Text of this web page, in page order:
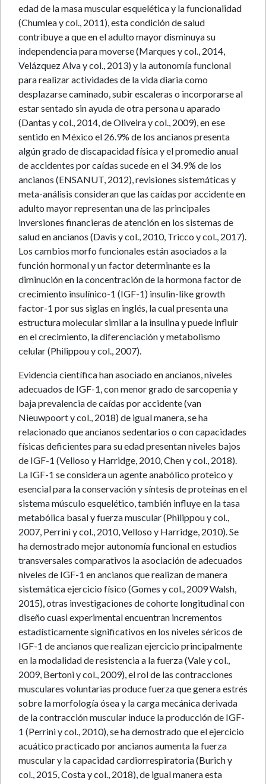
edad de la masa muscular esquelética y la funcionalidad
(Chumlea y col., 2011), esta condición de salud
contribuye a que en el adulto mayor disminuya su
independencia para moverse (Marques y col., 2014,
Velázquez Alva y col., 2013) y la autonomía funcional
para realizar actividades de la vida diaria como
desplazarse caminado, subir escaleras o incorporarse al
estar sentado sin ayuda de otra persona u aparado
(Dantas y col., 2014, de Oliveira y col., 2009), en ese
sentido en México el 26.9% de los ancianos presenta
algún grado de discapacidad física y el promedio anual
de accidentes por caídas sucede en el 34.9% de los
ancianos (ENSANUT, 2012), revisiones sistemáticas y
meta-análisis consideran que las caídas por accidente en
adulto mayor representan una de las principales
inversiones financieras de atención en los sistemas de
salud en ancianos (Davis y col., 2010, Tricco y col., 2017).
Los cambios morfo funcionales están asociados a la
función hormonal y un factor determinante es la
diminución en la concentración de la hormona factor de
crecimiento insulínico-1 (IGF-1) insulin-like growth
factor-1 por sus siglas en inglés, la cual presenta una
estructura molecular similar a la insulina y puede influir
en el crecimiento, la diferenciación y metabolismo
celular (Philippou y col., 2007).
Evidencia científica han asociado en ancianos, niveles
adecuados de IGF-1, con menor grado de sarcopenia y
baja prevalencia de caídas por accidente (van
Nieuwpoort y col., 2018) de igual manera, se ha
relacionado que ancianos sedentarios o con capacidades
físicas deficientes para su edad presentan niveles bajos
de IGF-1 (Velloso y Harridge, 2010, Chen y col., 2018).
La IGF-1 se considera un agente anabólico proteico y
esencial para la conservación y síntesis de proteínas en el
sistema músculo esquelético, también influye en la tasa
metabólica basal y fuerza muscular (Philippou y col.,
2007, Perrini y col., 2010, Velloso y Harridge, 2010). Se
ha demostrado mejor autonomía funcional en estudios
transversales comparativos la asociación de adecuados
niveles de IGF-1 en ancianos que realizan de manera
sistemática ejercicio físico (Gomes y col., 2009 Walsh,
2015), otras investigaciones de cohorte longitudinal con
diseño cuasi experimental encuentran incrementos
estadísticamente significativos en los niveles séricos de
IGF-1 de ancianos que realizan ejercicio principalmente
en la modalidad de resistencia a la fuerza (Vale y col.,
2009, Bertoni y col., 2009), el rol de las contracciones
musculares voluntarias produce fuerza que genera estrés
sobre la morfología ósea y la carga mecánica derivada
de la contracción muscular induce la producción de IGF-
1 (Perrini y col., 2010), se ha demostrado que el ejercicio
acuático practicado por ancianos aumenta la fuerza
muscular y la capacidad cardiorrespiratoria (Burich y
col., 2015, Costa y col., 2018), de igual manera esta